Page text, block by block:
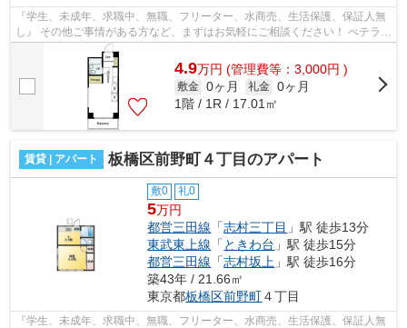
『学生、未成年、求職中、無職、フリーター、水商売、生活保護、保証人無
し』 その他ご事情がある方など、まずはお気軽にご相談ください！ べテラン
スタッフが対応致しますのでご希望...
4.9万円 (管理費等：3,000円 )
敷金 0ヶ月 礼金 0ヶ月
1階 / 1R / 17.01㎡
賃貸 | アパート 板橋区前野町４丁目のアパート
敷0 礼0
5万円
都営三田線 「志村三丁目 」駅 徒歩13分
東武東上線 「ときわ台 」駅 徒歩15分
都営三田線 「志村坂上 」駅 徒歩16分
築43年 / 21.66㎡
東京都板橋区前野町４丁目
『学生、未成年、求職中、無職、フリーター、水商売、生活保護、保証人無